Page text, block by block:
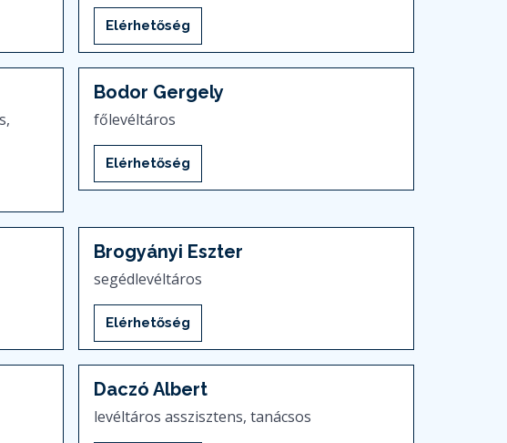
Elérhetőség
Bodor Gergely
főlevéltáros
Elérhetőség
Brogyányi Eszter
segédlevéltáros
Elérhetőség
Daczó Albert
levéltáros asszisztens, tanácsos